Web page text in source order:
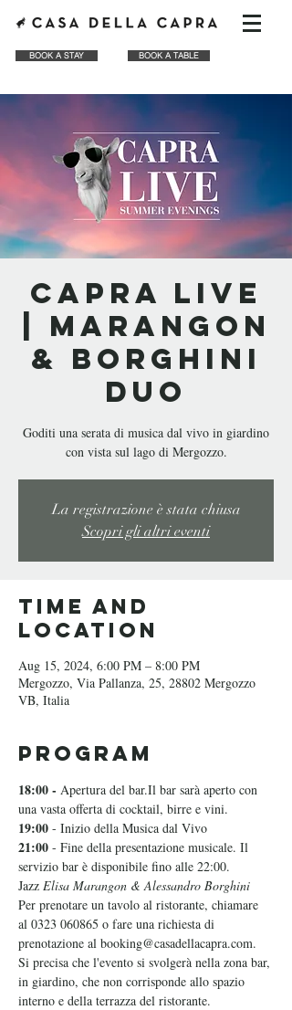
BOOK A STAY BOOK A TABLE
CAPRA LIVE
| Marangon
& Borghini
Duo
Goditi una serata di musica dal vivo in giardino
con vista sul lago di Mergozzo.
La registrazione è stata chiusa
Scopri gli altri eventi
Time and
Location
Aug 15, 2024, 6:00 PM – 8:00 PM
Mergozzo, Via Pallanza, 25, 28802 Mergozzo
VB, Italia
Program
18:00 - Apertura del bar.Il bar sarà aperto con
una vasta offerta di cocktail, birre e vini.
19:00 - Inizio della Musica dal Vivo
21:00 - Fine della presentazione musicale. Il
servizio bar è disponibile fino alle 22:00.
Jazz Elisa Marangon & Alessandro Borghini
Per prenotare un tavolo al ristorante, chiamare
al 0323 060865 o fare una richiesta di
prenotazione al booking@casadellacapra.com.
Si precisa che l'evento si svolgerà nella zona bar,
in giardino, che non corrisponde allo spazio
interno e della terrazza del ristorante.